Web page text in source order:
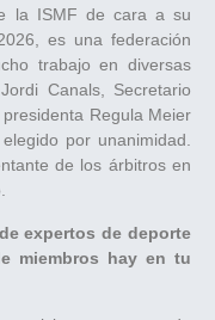
la ISMF de cara a su
es una federación
trabajo en diversas
Canals, Secretario
Regula Meier
por unanimidad.
de los árbitros en
expertos de deporte
miembros hay en tu